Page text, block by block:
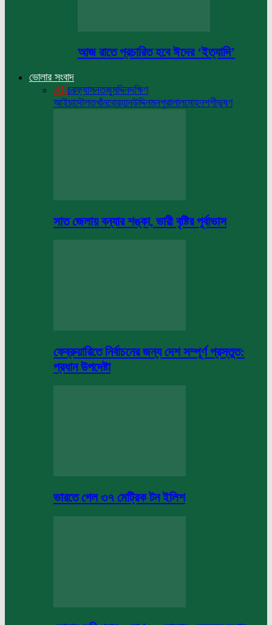
আজ রাতে প্রচারিত হবে ঈদের ‘ইত্যাদি’
ভোলার সংবাদ
Allচরফ্যাসনতজুমদ্দিনদক্ষিণ
আইচাদৌলতখাঁনবোরহানউদ্দিনমনপুরালালমোহনশশীভূষণ
সাত জেলায় বন্যার শঙ্কা, ভারী বৃষ্টির পূর্বাভাস
ফেব্রুয়ারিতে নির্বাচনের জন্য দেশ সম্পূর্ণ প্রস্তুত:
প্রধান উপদেষ্টা
ভারতে গেল ৩৭ মেট্রিক টন ইলিশ